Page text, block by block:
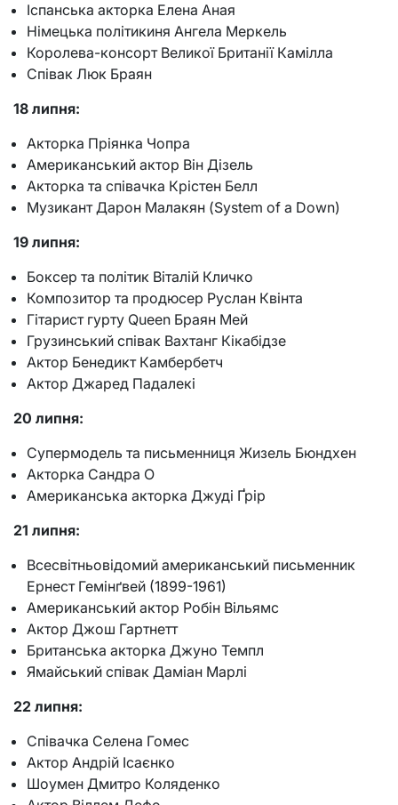
Іспанська акторка Елена Аная
Німецька політикиня Ангела Меркель
Королева-консорт Великої Британії Камілла
Співак Люк Браян
18 липня:
Акторка Пріянка Чопра
Американський актор Він Дізель
Акторка та співачка Крістен Белл
Музикант Дарон Малакян (System of a Down)
19 липня:
Боксер та політик Віталій Кличко
Композитор та продюсер Руслан Квінта
Гітарист гурту Queen Браян Мей
Грузинський співак Вахтанг Кікабідзе
Актор Бенедикт Камбербетч
Актор Джаред Падалекі
20 липня:
Супермодель та письменниця Жизель Бюндхен
Акторка Сандра О
Американська акторка Джуді Ґрір
21 липня:
Всесвітньовідомий американський письменник
Ернест Гемінґвей (1899-1961)
Американський актор Робін Вільямс
Актор Джош Гартнетт
Британська акторка Джуно Темпл
Ямайський співак Даміан Марлі
22 липня:
Співачка Селена Гомес
Актор Андрій Ісаєнко
Шоумен Дмитро Коляденко